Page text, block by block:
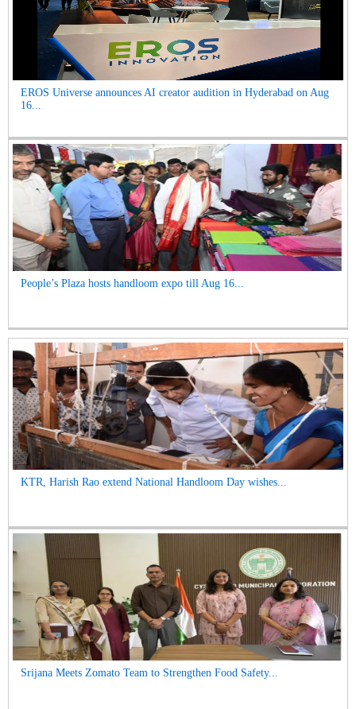
EROS Universe announces AI creator audition in Hyderabad on Aug
16...
People’s Plaza hosts handloom expo till Aug 16...
KTR, Harish Rao extend National Handloom Day wishes...
Srijana Meets Zomato Team to Strengthen Food Safety...